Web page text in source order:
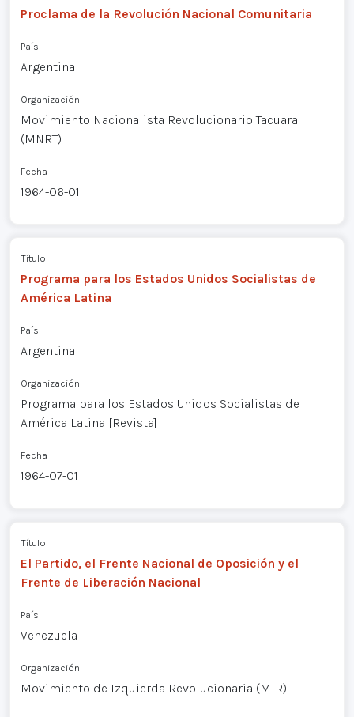
Proclama de la Revolución Nacional Comunitaria
País
Argentina
Organización
Movimiento Nacionalista Revolucionario Tacuara
(MNRT)
Fecha
1964-06-01
Título
Programa para los Estados Unidos Socialistas de
América Latina
País
Argentina
Organización
Programa para los Estados Unidos Socialistas de
América Latina [Revista]
Fecha
1964-07-01
Título
El Partido, el Frente Nacional de Oposición y el
Frente de Liberación Nacional
País
Venezuela
Organización
Movimiento de Izquierda Revolucionaria (MIR)